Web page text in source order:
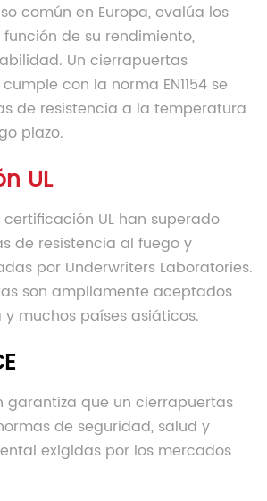
común en Europa, evalúa los
de su rendimiento,
Un cierrapuertas
con la norma EN1154 se
de resistencia a la temperatura
plazo.
UL
certificación UL han superado
de resistencia al fuego y
por Underwriters Laboratories.
son ampliamente aceptados
muchos países asiáticos.
garantiza que un cierrapuertas
de seguridad, salud y
exigidas por los mercados